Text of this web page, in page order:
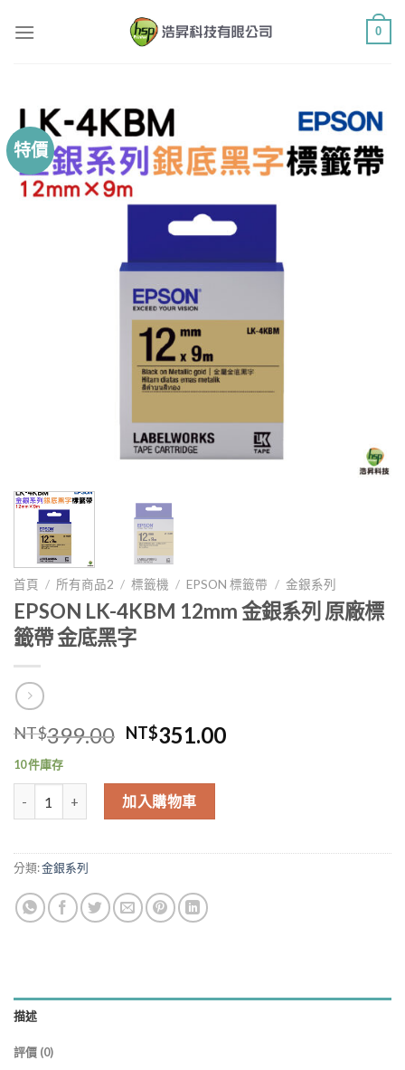
0
特價
首頁 / 所有商品2 / 標籤機 / EPSON 標籤帶 / 金銀系列
EPSON LK-4KBM 12mm 金銀系列 原廠標
籤帶 金底黑字
NT$399.00 原
價
格：
NT$399.00。
NT$351.00目
10 件庫存
EPSON LK-4KBM 12mm 金銀系列 原廠標籤帶 金底黑字 數量
加入購物車
分類:金銀系列
描述
評價 (0)